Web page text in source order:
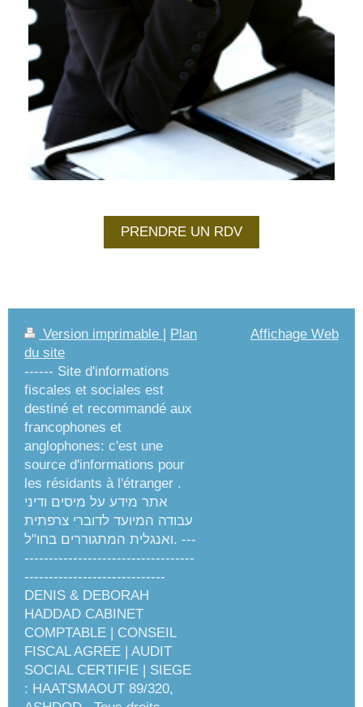
PRENDRE UN RDV
Version imprimable | Plan
du site
------ Site d'informations
fiscales et sociales est
destiné et recommandé aux
francophones et
anglophones: c'est une
source d'informations pour
les résidants à l'étranger .
אתר מידע על מיסים ודיני
עבודה המיועד לדוברי צרפתית
ואנגלית המתגוררים בחו"ל. ---
-----------------------------------
-----------------------------
DENIS & DEBORAH
HADDAD CABINET
COMPTABLE | CONSEIL
FISCAL AGREE | AUDIT
SOCIAL CERTIFIE | SIEGE
: HAATSMAOUT 89/320,
Affichage Web